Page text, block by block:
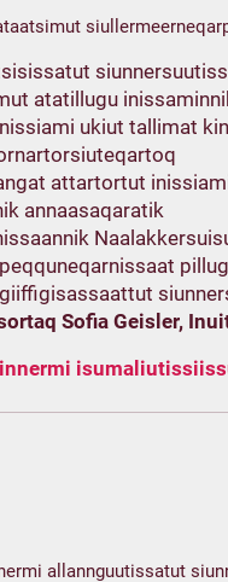
atatillugu
ukiut tallimat
attartortut
annaasaqaratik
Sofia Geisler,
allannguutissatut